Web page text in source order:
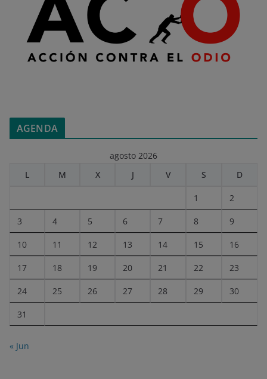
AGENDA
agosto 2026
L
M X J V S D
1 2
3 4 5 6 7 8 9
10 11 12 13 14 15 16
17 18 19 20 21 22 23
24 25 26 27 28 29 30
31
« Jun